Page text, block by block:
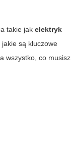
takie jakelektryk
są kluczowe
wszystko, co musisz